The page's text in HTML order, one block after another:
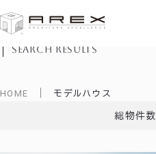
物件検索結果
search results
HOME モデルハウス
総物件数